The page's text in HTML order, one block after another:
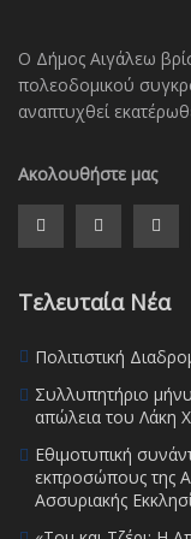
Ο Δήμος Αιγάλεω
πολεοδομικού
αναπτυχθεί
Ακολουθήστε μας
Τελευταία Νέα
Πολιτιστική
Συλλυπητήριο
απώλεια του Λάκη
Εθιμοτυπική
εκπροσώπους της
Ασσυριακής